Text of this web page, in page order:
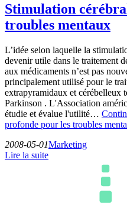
Stimulation
troubles mentaux
L’idée selon laquelle la
devenir utile dans le traitement
aux médicaments n’est pas
principalement utilisé pour le
extrapyramidaux et cérébelleux
Parkinson . L'Association
étudie et évalue l'utilité…
profonde pour les troubles
2008-05-01Marketing
Lire la suite